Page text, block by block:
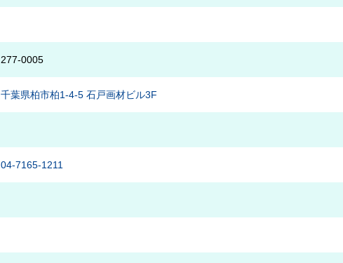
277-0005
千葉県柏市柏1-4-5 石戸画材ビル3F
04-7165-1211